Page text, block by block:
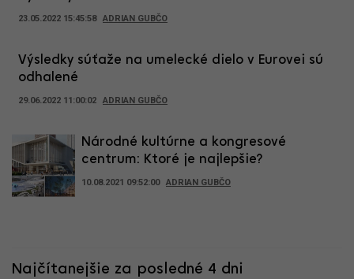
23.05.2022 15:45:58 ADRIAN GUBČO
Výsledky súťaže na umelecké dielo v Eurovei sú
odhalené
29.06.2022 11:00:02 ADRIAN GUBČO
Národné kultúrne a kongresové
centrum: Ktoré je najlepšie?
10.08.2021 09:52:00 ADRIAN GUBČO
Najčítanejšie za posledné 4 dni